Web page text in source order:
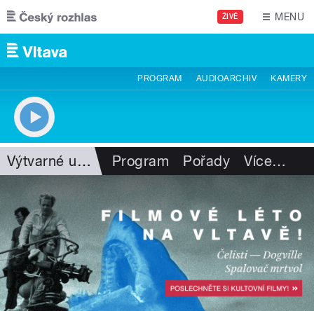
Přejít k hlavnímu obsahu
ŽIVĚ MENU
PROGRAM AUDIOARCHIV KAMERY
Výtvarné umění Program Pořady Více…